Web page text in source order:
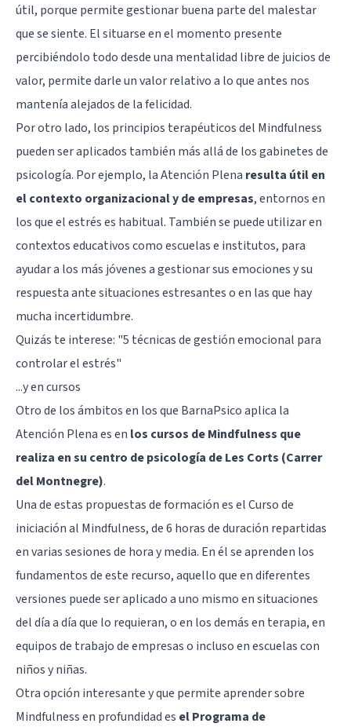
útil, porque permite gestionar buena parte del malestar
que se siente. El situarse en el momento presente
percibiéndolo todo desde una mentalidad libre de juicios de
valor, permite darle un valor relativo a lo que antes nos
mantenía alejados de la felicidad.
Por otro lado, los principios terapéuticos del Mindfulness
pueden ser aplicados también más allá de los gabinetes de
psicología. Por ejemplo, la Atención Plena resulta útil en
el contexto organizacional y de empresas, entornos en
los que el estrés es habitual. También se puede utilizar en
contextos educativos como escuelas e institutos, para
ayudar a los más jóvenes a gestionar sus emociones y su
respuesta ante situaciones estresantes o en las que hay
mucha incertidumbre.
Quizás te interese: "5 técnicas de gestión emocional para
controlar el estrés"
...y en cursos
Otro de los ámbitos en los que BarnaPsico aplica la
Atención Plena es en los cursos de Mindfulness que
realiza en su centro de psicología de Les Corts (Carrer
del Montnegre).
Una de estas propuestas de formación es el Curso de
iniciación al Mindfulness, de 6 horas de duración repartidas
en varias sesiones de hora y media. En él se aprenden los
fundamentos de este recurso, aquello que en diferentes
versiones puede ser aplicado a uno mismo en situaciones
del día a día que lo requieran, o en los demás en terapia, en
equipos de trabajo de empresas o incluso en escuelas con
niños y niñas.
Otra opción interesante y que permite aprender sobre
Mindfulness en profundidad es el Programa de